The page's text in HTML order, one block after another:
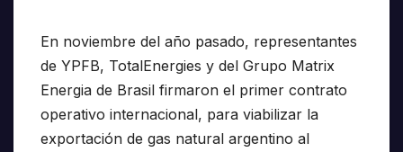
En noviembre del año pasado, representantes
de YPFB, TotalEnergies y del Grupo Matrix
Energia de Brasil firmaron el primer contrato
operativo internacional, para viabilizar la
exportación de gas natural argentino al